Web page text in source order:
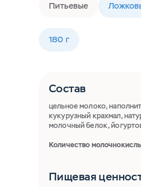
Питьевые
180 г
Состав
цельное молоко,
кукурузный крахмал,
молочный белок,
Количество
Пищевая